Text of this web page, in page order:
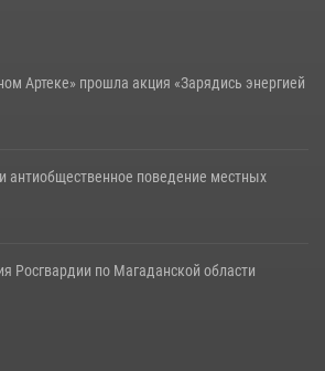
Артеке» прошла акция «Зарядись энергией
антиобщественное поведение местных
Росгвардии по Магаданской области